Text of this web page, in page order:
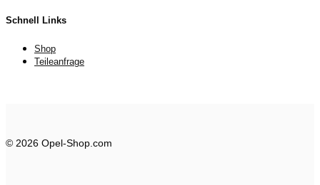
Schnell Links
Shop
Teileanfrage
© 2026 Opel-Shop.com